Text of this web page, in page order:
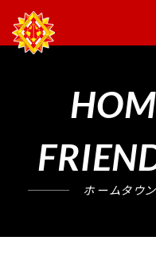
ホームタウ